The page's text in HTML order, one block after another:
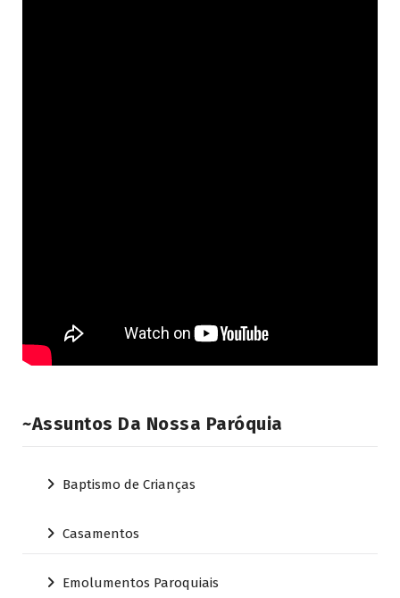
~Assuntos Da Nossa Paróquia
Baptismo de Crianças
Casamentos
Emolumentos Paroquiais